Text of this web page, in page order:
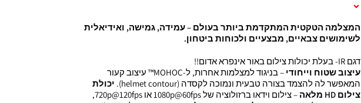
המצלמה הטקטית המתקדמת ביותר בעולם – עמידה, גמישה, ואידיאלית
לשימושים צבאיים, מבצעיים ולכוחות ביטחון.
דגם IR- בעלת יכולות צילום באור אינפרא אדום!!
עיצוב שטוח וייחודי
– בניגוד למצלמות אחרות, ל-MOHOC™ עיצוב קעור
המאפשר לה להצמד בצורה טבעית ונמוכה לקסדה (helmet contour).
יכולת
צילום HD מלאה
– צילום וידאו ברזולוציה של 1080p@60fps או 720p@120fps,